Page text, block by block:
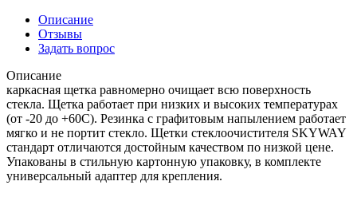
Описание
Отзывы
Задать вопрос
Описание
каркасная щетка равномерно очищает всю поверхность
стекла. Щетка работает при низких и высоких температурах
(от -20 до +60C). Резинка с графитовым напылением работает
мягко и не портит стекло. Щетки стеклоочистителя SKYWAY
стандарт отличаются достойным качеcтвом по низкой цене.
Упакованы в стильную картонную упаковку, в комплекте
универсальный адаптер для крепления.